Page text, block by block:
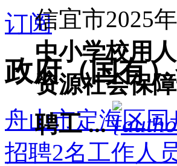
信宜市2025
中小学校用
资源社会保
聘工 ...
订阅
政府（国有
舟山市定海区
招聘2名工作人